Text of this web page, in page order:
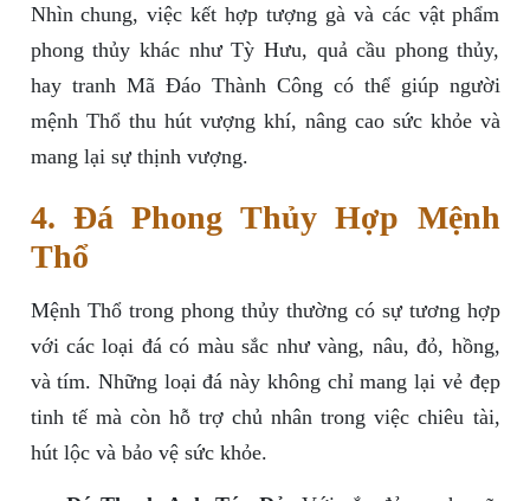
Nhìn chung, việc kết hợp tượng gà và các vật phẩm
phong thủy khác như Tỳ Hưu, quả cầu phong thủy,
hay tranh Mã Đáo Thành Công có thể giúp người
mệnh Thổ thu hút vượng khí, nâng cao sức khỏe và
mang lại sự thịnh vượng.
4. Đá Phong Thủy Hợp Mệnh
Thổ
Mệnh Thổ trong phong thủy thường có sự tương hợp
với các loại đá có màu sắc như vàng, nâu, đỏ, hồng,
và tím. Những loại đá này không chỉ mang lại vẻ đẹp
tinh tế mà còn hỗ trợ chủ nhân trong việc chiêu tài,
hút lộc và bảo vệ sức khỏe.